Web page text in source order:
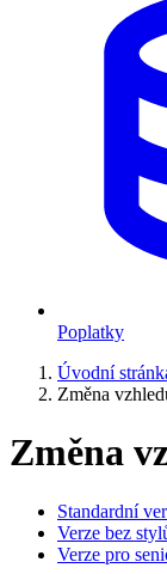
Poplatky
Úvodní
Změna
Změna
Standardní
Verze bez
Verze pro